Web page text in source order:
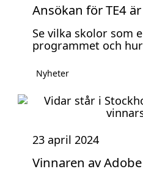
Ansökan för TE4
Se vilka skolor som
programmet och
Nyheter
23 april 2024
Vinnaren av